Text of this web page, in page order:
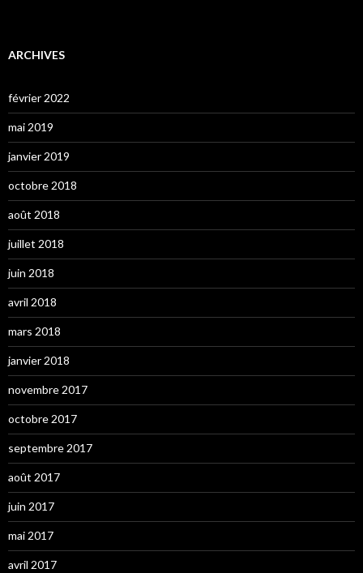
ARCHIVES
février 2022
mai 2019
janvier 2019
octobre 2018
août 2018
juillet 2018
juin 2018
avril 2018
mars 2018
janvier 2018
novembre 2017
octobre 2017
septembre 2017
août 2017
juin 2017
mai 2017
avril 2017